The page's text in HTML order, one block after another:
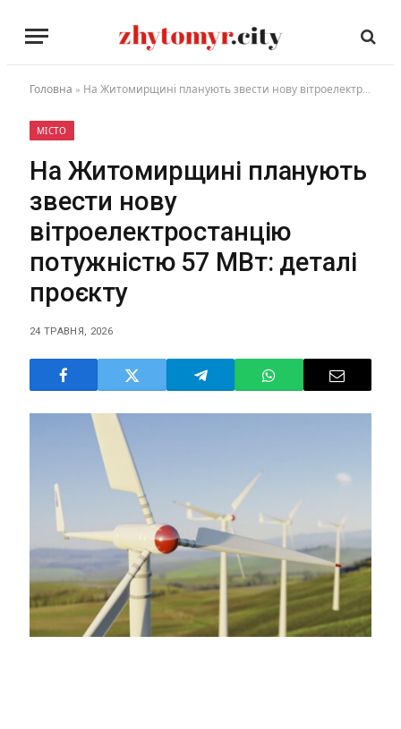
Головна » На Житомирщині планують звести нову вітроелектростанцію потужністю 57 МВт: деталі проєкту
МІСТО
На Житомирщині планують
звести нову
вітроелектростанцію
потужністю 57 МВт: деталі
проєкту
24 ТРАВНЯ, 2026